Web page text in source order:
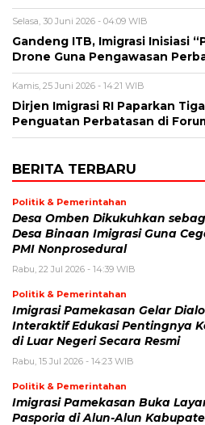
Selasa, 30 Juni 2026 - 04:09 WIB
Gandeng ITB, Imigrasi Inisiasi
Drone Guna Pengawasan
Kamis, 25 Juni 2026 - 14:21 WIB
Dirjen Imigrasi RI Paparkan
Penguatan Perbatasan di
BERITA TERBARU
Politik & Pemerintahan
Desa Omben Dikukuhkan
Desa Binaan Imigrasi Guna
PMI Nonprosedural
Rabu, 22 Jul 2026 - 14:39 WIB
Politik & Pemerintahan
Imigrasi Pamekasan Gelar
Interaktif Edukasi Pentingnya
di Luar Negeri Secara Resmi
Rabu, 15 Jul 2026 - 14:23 WIB
Politik & Pemerintahan
Imigrasi Pamekasan Buka
Pasporia di Alun-Alun